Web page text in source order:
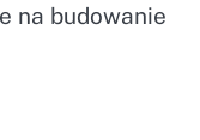
na budowanie